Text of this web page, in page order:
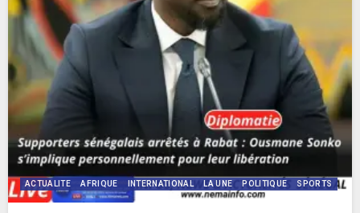
ACTUALITE AFRIQUE INTERNATIONAL LA UNE POLITIQUE SPORTS